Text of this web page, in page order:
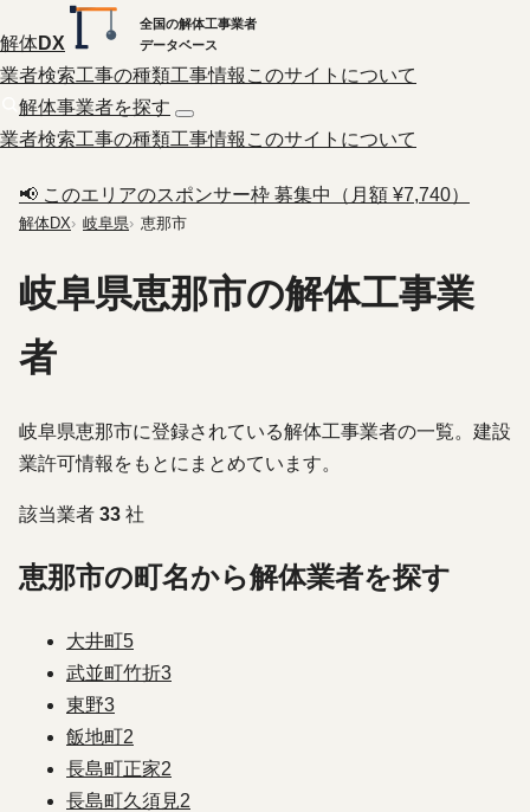
解体DX
全国の解体工事業者
データベース
業者検索工事の種類工事情報 このサイトについて
解体事業者を探す
業者検索工事の種類工事情報 このサイトについて
📢 このエリアのスポンサー枠 募集中（月額 ¥7,740）
解体DX 岐阜県 恵那市
岐阜県恵那市の解体工事業
者
岐阜県恵那市に登録されている解体工事業者の一覧。建設
業許可情報をもとにまとめています。
該当業者 33 社
恵那市の町名から解体業者を探す
大井町5
武並町竹折3
東野3
飯地町2
長島町正家2
長島町久須見2